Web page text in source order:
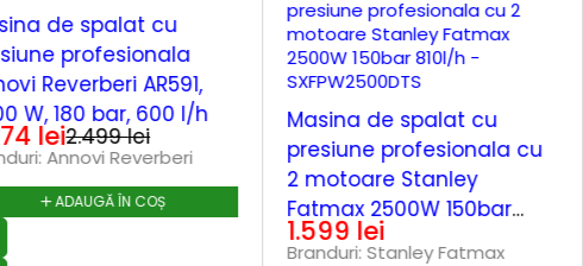
de spalat cu
profesionala
Reverberi AR591,
W, 180 bar, 600 l/h
2.499lei
lei
Annovi Reverberi
ADAUGĂ ÎN COȘ
Masina de spalat cu
presiune profesionala cu
2 motoare Stanley
Fatmax 2500W 150bar
810l/h - SXFPW2500DTS
1.599 lei
Branduri:Stanley Fatmax